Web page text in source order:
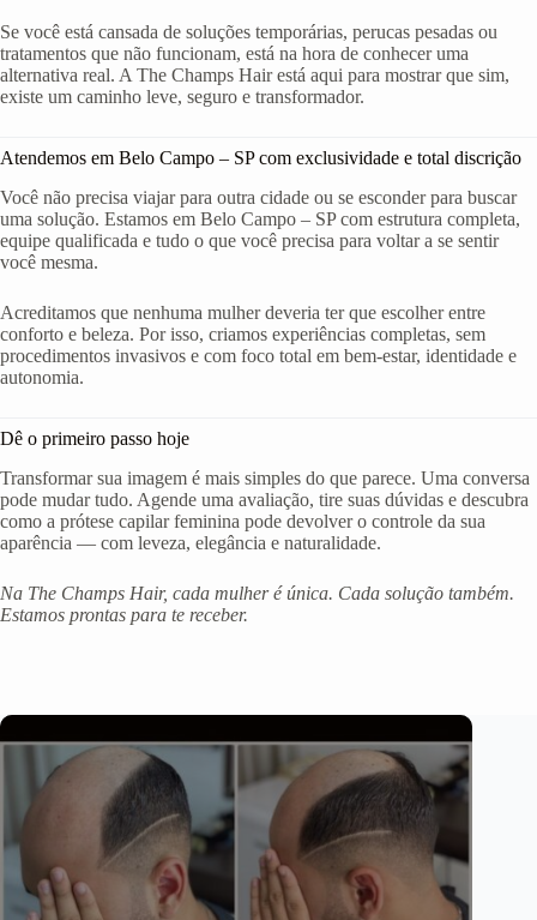
Se você está cansada de soluções temporárias, perucas pesadas ou
tratamentos que não funcionam, está na hora de conhecer uma
alternativa real. A The Champs Hair está aqui para mostrar que sim,
existe um caminho leve, seguro e transformador.
Atendemos em Belo Campo – SP com exclusividade e total discrição
Você não precisa viajar para outra cidade ou se esconder para buscar
uma solução. Estamos em Belo Campo – SP com estrutura completa,
equipe qualificada e tudo o que você precisa para voltar a se sentir
você mesma.
Acreditamos que nenhuma mulher deveria ter que escolher entre
conforto e beleza. Por isso, criamos experiências completas, sem
procedimentos invasivos e com foco total em bem-estar, identidade e
autonomia.
Dê o primeiro passo hoje
Transformar sua imagem é mais simples do que parece. Uma conversa
pode mudar tudo. Agende uma avaliação, tire suas dúvidas e descubra
como a prótese capilar feminina pode devolver o controle da sua
aparência — com leveza, elegância e naturalidade.
Na The Champs Hair, cada mulher é única. Cada solução também.
Estamos prontas para te receber.